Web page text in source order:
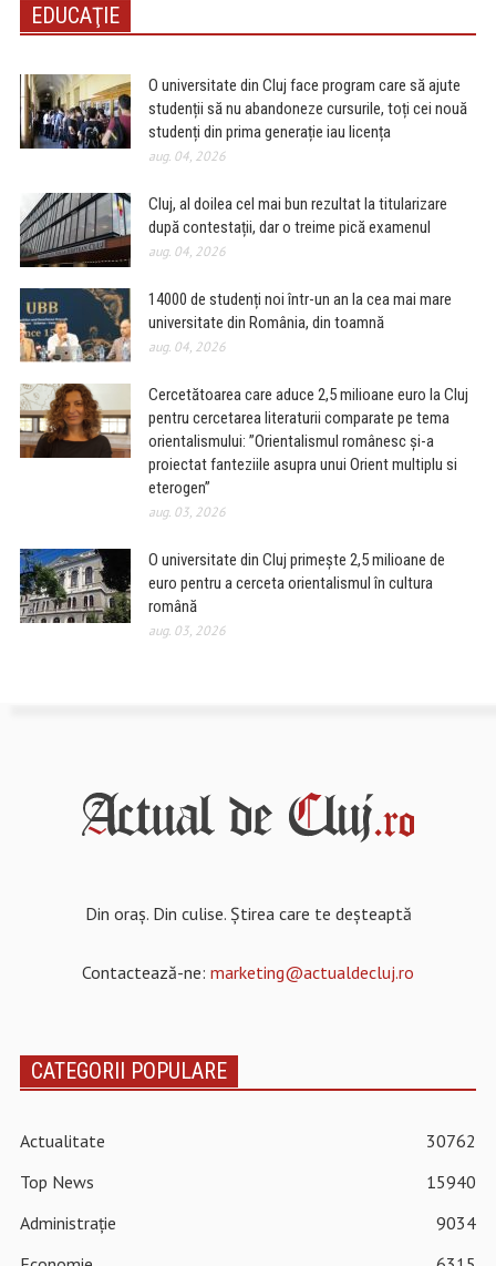
EDUCAŢIE
O universitate din Cluj face program care să ajute
studenții să nu abandoneze cursurile, toți cei nouă
studenți din prima generație iau licența
aug. 04, 2026
Cluj, al doilea cel mai bun rezultat la titularizare
după contestații, dar o treime pică examenul
aug. 04, 2026
14000 de studenți noi într-un an la cea mai mare
universitate din România, din toamnă
aug. 04, 2026
Cercetătoarea care aduce 2,5 milioane euro la Cluj
pentru cercetarea literaturii comparate pe tema
orientalismului: ”Orientalismul românesc și-a
proiectat fanteziile asupra unui Orient multiplu si
eterogen”
aug. 03, 2026
O universitate din Cluj primește 2,5 milioane de
euro pentru a cerceta orientalismul în cultura
română
aug. 03, 2026
Din oraș. Din culise. Știrea care te deșteaptă
Contactează-ne: marketing@actualdecluj.ro
CATEGORII POPULARE
Actualitate
30762
Top News
15940
Administrație
9034